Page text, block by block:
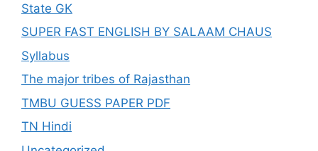
State GK
SUPER FAST ENGLISH BY SALAAM CHAUS
Syllabus
The major tribes of Rajasthan
TMBU GUESS PAPER PDF
TN Hindi